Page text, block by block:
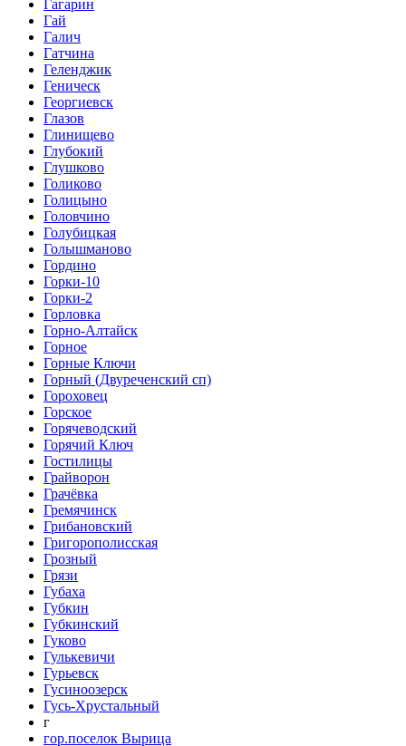
Гагарин
Гай
Галич
Гатчина
Геленджик
Геническ
Георгиевск
Глазов
Глинищево
Глубокий
Глушково
Голиково
Голицыно
Головчино
Голубицкая
Голышманово
Гордино
Горки-10
Горки-2
Горловка
Горно-Алтайск
Горное
Горные Ключи
Горный (Двуреченский сп)
Гороховец
Горское
Горячеводский
Горячий Ключ
Гостилицы
Грайворон
Грачёвка
Гремячинск
Грибановский
Григорополисская
Грозный
Грязи
Губаха
Губкин
Губкинский
Гуково
Гулькевичи
Гурьевск
Гусиноозерск
Гусь-Хрустальный
г
гор.поселок Вырица